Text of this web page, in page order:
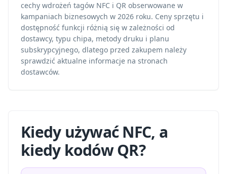
cechy wdrożeń tagów NFC i QR obserwowane w
kampaniach biznesowych w 2026 roku. Ceny sprzętu i
dostępność funkcji różnią się w zależności od
dostawcy, typu chipa, metody druku i planu
subskrypcyjnego, dlatego przed zakupem należy
sprawdzić aktualne informacje na stronach
dostawców.
Kiedy używać NFC, a
kiedy kodów QR?